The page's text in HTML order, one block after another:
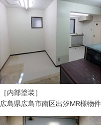
［内部塗装］
広島県広島市南区出汐MR様物件